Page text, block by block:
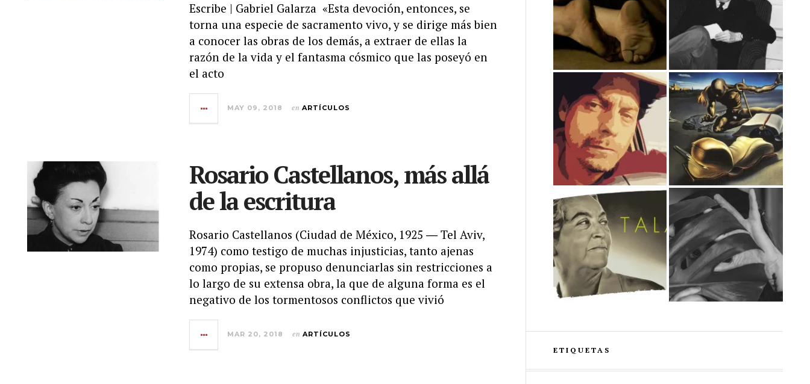
Escribe | Gabriel Galarza «Esta devoción, entonces, se
torna una especie de sacramento vivo, y se dirige más bien
a conocer las obras de los demás, a extraer de ellas la
razón de la vida y el fantasma cósmico que las poseyó en
el acto
MAY 09, 2018 en ARTÍCULOS
Rosario Castellanos, más allá
de la escritura
Rosario Castellanos (Ciudad de México, 1925 ― Tel Aviv,
1974) como testigo de muchas injusticias, tanto ajenas
como propias, se propuso denunciarlas sin restricciones a
lo largo de su extensa obra, la que de alguna forma es el
negativo de los tormentosos conflictos que vivió
MAR 20, 2018 en ARTÍCULOS
ETIQUETAS